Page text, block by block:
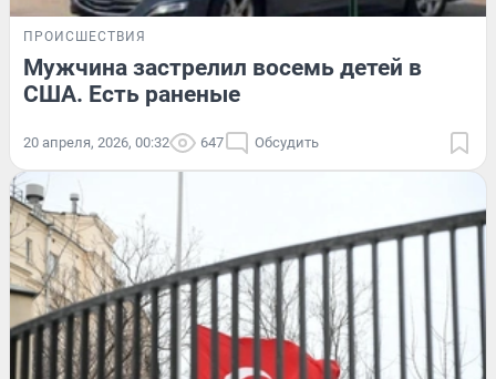
ПРОИСШЕСТВИЯ
Мужчина застрелил восемь детей в
США. Есть раненые
20 апреля, 2026, 00:32 647 Обсудить